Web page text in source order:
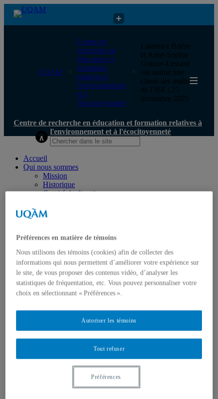
Centre de recherche en éducation et formation relatives à
l'environnement et à l'écocitoyenneté
UQAM
Centre de
recherche en
éducation et
formation
relatives à
l'environnement
et à
l'écocitoyenneté
Laurence Brière
et Anne-Sophie
Gousse-Lessard
ont animé une
classe des maîtres
de l’ISE | 25
novembre 2025
Centre de recherche en éducation et formation relatives à
l'environnement et à l'écocitoyenneté
Accueil
Qui nous sommes
Mission
Historique
Comité de direction
Étudiant.e.s
Personnel
Activités socio-scientifiques
Axes de recherche
1) Écocitoyenneté et justice
2) Prismes socioculturels
3) Art et créativité
➜ Autochtonisation
Projets fondateurs et passés
Publications
Publications des membres
Publications du Centr’ERE
Thèses et mémoires
Cours et programmes de formation
Préférences en matière de témoins
Nous utilisons des témoins (cookies) afin de collecter des
informations qui nous permettent d’améliorer votre expérience sur
le site, de vous proposer des contenus vidéo, d’analyser les
statistiques de fréquentation, etc. Vous pouvez personnaliser votre
choix en sélectionnant « Préférences ».
Tout refuser
Autoriser les témoins
Préférences